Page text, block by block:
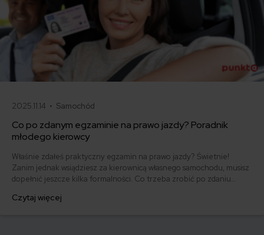
2025.11.14 • Samochód
Co po zdanym egzaminie na prawo jazdy? Poradnik
młodego kierowcy
Właśnie zdałeś praktyczny egzamin na prawo jazdy? Świetnie!
Zanim jednak wsiądziesz za kierownicą własnego samochodu, musisz
dopełnić jeszcze kilka formalności. Co trzeba zrobić po zdaniu
którym szybko załatwisz sprawy urzędowe i będziesz mógł prowadzić
Czytaj więcej